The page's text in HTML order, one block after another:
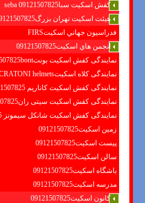
کفش اسکیت سبا09121507825 seba
هیئت اسکیت تهران بزرگ09121507825
فدراسيون جهاني اسكيتFIRS
انجمن هاي اسكيت09121507825
نمایندگی کفش اسکیت بونت09121507825bont
نمایندگی کلاه اسکیت09121507825CRATONI helmets
نمایندگی کفش اسکیت كاناريم canariam09121507825
نمایندگی کفش اسکیت سیتی ران09121507825
نمایندگی کفش اسکیت شانكل سيمونز 09121507825
زمین اسکیت09121507825
پیست اسکیت09121507825
سالن اسکیت09121507825
باشگاه اسکیت09121507825
مدرسه اسکیت09121507825
کانون اسکیت09121507825